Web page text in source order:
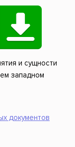
и сущности
западном
документов